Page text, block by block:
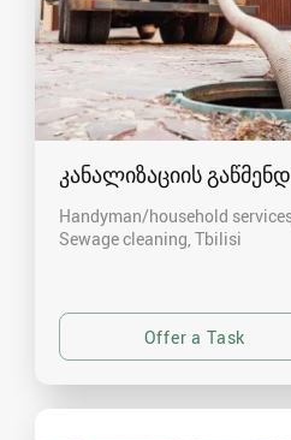
კანალიზაციის
Handyman/household
Sewage cleaning Tbilisi